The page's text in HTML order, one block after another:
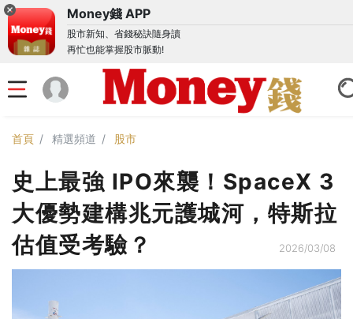
Money錢 APP
股市新知、省錢秘訣隨身讀
再忙也能掌握股市脈動!
首頁 精選頻道 股市
史上最強 IPO來襲！SpaceX 3
大優勢建構兆元護城河，特斯拉
估值受考驗？
2026/03/08